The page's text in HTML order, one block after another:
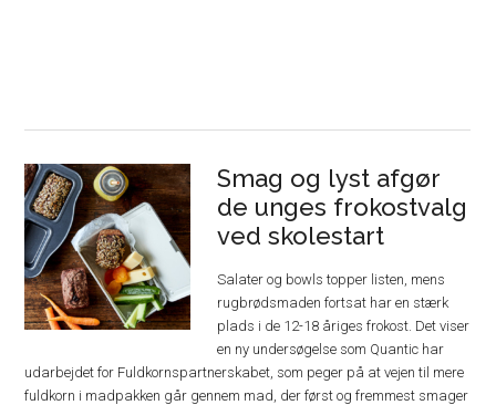
Smag og lyst afgør
de unges frokostvalg
ved skolestart
Salater og bowls topper listen, mens
rugbrødsmaden fortsat har en stærk
plads i de 12-18 åriges frokost. Det viser
en ny undersøgelse som Quantic har
udarbejdet for Fuldkornspartnerskabet, som peger på at vejen til mere
fuldkorn i madpakken går gennem mad, der først og fremmest smager